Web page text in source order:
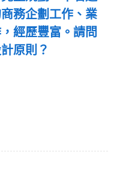
務企劃工作、業
經歷豐富。請問
計原則？